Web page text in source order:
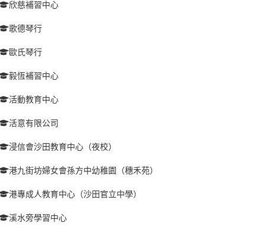
欣慈補習中心
歌德琴行
歐氏琴行
毅恆補習中心
活動教育中心
活意有限公司
浸信會沙田教育中心（夜校）
港九街坊婦女會孫方中幼稚園（穗禾苑）
港專成人教育中心（沙田官立中學）
溪水旁學習中心